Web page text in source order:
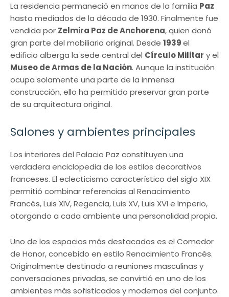
La residencia permaneció en manos de la familia Paz
hasta mediados de la década de 1930. Finalmente fue
vendida por Zelmira Paz de Anchorena, quien donó
gran parte del mobiliario original. Desde 1939el
edificio alberga la sede central del Círculo Militar y el
Museo de Armas de la Nación. Aunque la institución
ocupa solamente una parte de la inmensa
construcción, ello ha permitido preservar gran parte
de su arquitectura original.
Salones y ambientes principales
Los interiores del Palacio Paz constituyen una
verdadera enciclopedia de los estilos decorativos
franceses. El eclecticismo característico del siglo XIX
permitió combinar referencias al Renacimiento
Francés, Luis XIV, Regencia, Luis XV, Luis XVI e Imperio,
otorgando a cada ambiente una personalidad propia.
Uno de los espacios más destacados es el Comedor
de Honor, concebido en estilo Renacimiento Francés.
Originalmente destinado a reuniones masculinas y
conversaciones privadas, se convirtió en uno de los
ambientes más sofisticados y modernos del conjunto.